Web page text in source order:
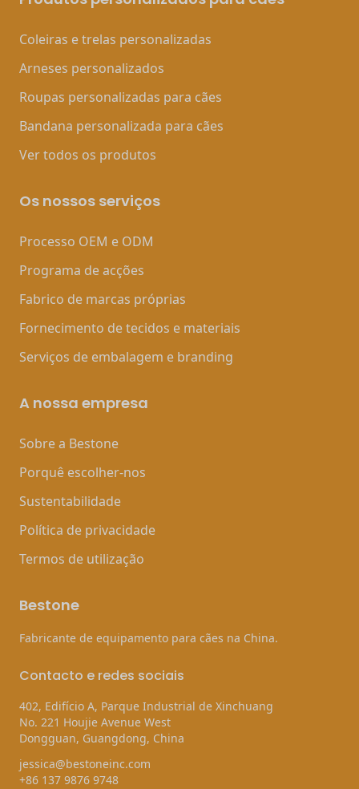
Coleiras e trelas personalizadas
Arneses personalizados
Roupas personalizadas para cães
Bandana personalizada para cães
Ver todos os produtos
Os nossos serviços
Processo OEM e ODM
Programa de acções
Fabrico de marcas próprias
Fornecimento de tecidos e materiais
Serviços de embalagem e branding
A nossa empresa
Sobre a Bestone
Porquê escolher-nos
Sustentabilidade
Política de privacidade
Termos de utilização
Bestone
Fabricante de equipamento para cães na China.
Contacto e redes sociais
402, Edifício A, Parque Industrial de Xinchuang
No. 221 Houjie Avenue West
Dongguan, Guangdong, China
jessica@bestoneinc.com
+86 137 9876 9748